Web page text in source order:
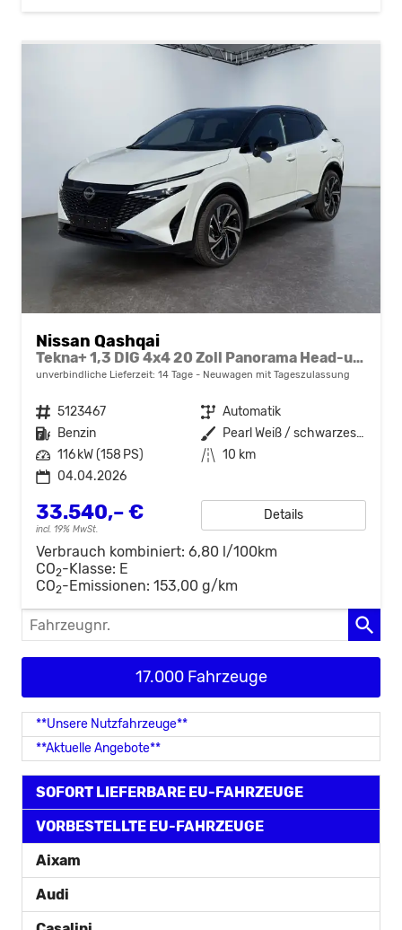
Nissan Qashqai
Tekna+ 1,3 DIG 4x4 20 Zoll Panorama Head-up 360° Leder Massage Navi el Heckklappe
unverbindliche Lieferzeit: 14 Tage Neuwagen mit Tageszulassung
Fahrzeugnr. 5123467 Getriebe Automatik
Kraftstoff Benzin Außenfarbe
Pearl Weiß / schwarzes Dach
Leistung 116 kW (158 PS) Kilometerstand 10 km
04.04.2026
33.540,– €
incl. 19% MwSt.
Details
Verbrauch kombiniert: 6,80 l/100km
CO2-Klasse: E
CO2-Emissionen: 153,00 g/km
Fahrzeugnr.
17.000 Fahrzeuge
**Unsere Nutzfahrzeuge**
**Aktuelle Angebote**
SOFORT LIEFERBARE EU-FAHRZEUGE
VORBESTELLTE EU-FAHRZEUGE
Aixam
Audi